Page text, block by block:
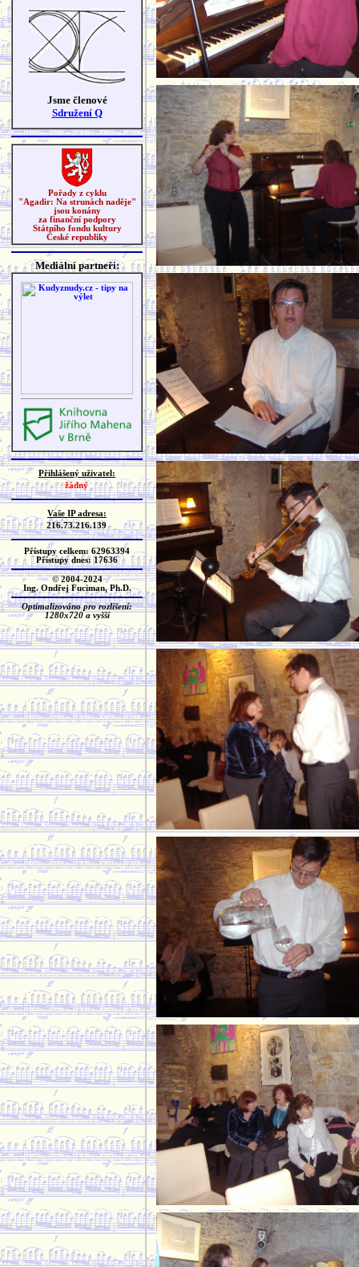
Jsme členové
Sdružení Q
Pořady z cyklu
"Agadir: Na strunách naděje"
jsou konány
za finanční podpory
Státního fondu kultury
České republiky
Mediální partneři:
Přihlášený uživatel:
žádný
Vaše IP adresa:
216.73.216.139
Přístupy celkem: 62963394
Přístupy dnes: 17636
© 2004-2024
Ing. Ondřej Fuciman, Ph.D.
Optimalizováno pro rozlišení:
1280x720 a vyšší